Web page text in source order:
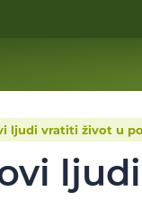
ljudi vratiti život u